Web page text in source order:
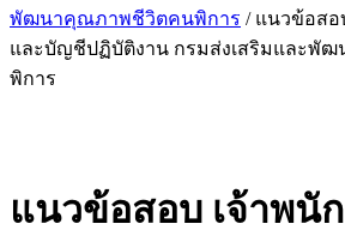
พัฒนาคุณภาพชีวิตคนพิการ / แนวข้อสอ
และบัญชีปฏิบัติงาน กรมส่งเสริมและพั
พิการ
แนวข้อสอบ เจ้าพนั